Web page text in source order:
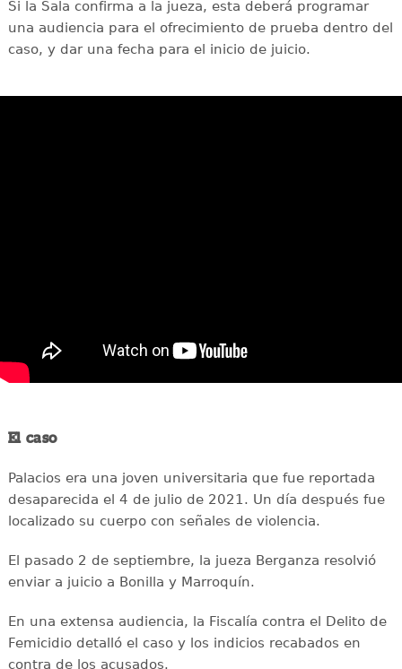
Si la Sala confirma a la jueza, esta deberá programar
una audiencia para el ofrecimiento de prueba dentro del
caso, y dar una fecha para el inicio de juicio.
El caso
Palacios era una joven universitaria que fue reportada
desaparecida el 4 de julio de 2021. Un día después fue
localizado su cuerpo con señales de violencia.
El pasado 2 de septiembre, la jueza Berganza resolvió
enviar a juicio a Bonilla y Marroquín.
En una extensa audiencia, la Fiscalía contra el Delito de
Femicidio detalló el caso y los indicios recabados en
contra de los acusados.